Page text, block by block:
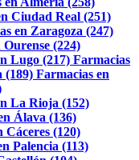
Ciudad Real (251)
en Zaragoza (247)
(224)
Lugo (217) Farmacias
(189) Farmacias en
La Rioja (152)
Álava (136)
Cáceres (120)
Palencia (113)